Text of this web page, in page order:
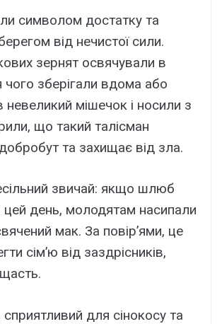
символом достатку та
від нечистої сили.
зернят освячували в
чого зберігали вдома або
мішечок і носили з
що такий талісман
та захищає від зла.
звичай: якщо шлюб
день, молодятам насипали
мак. За повір’ями, це
сім’ю від заздрісників,
для сінокосу та